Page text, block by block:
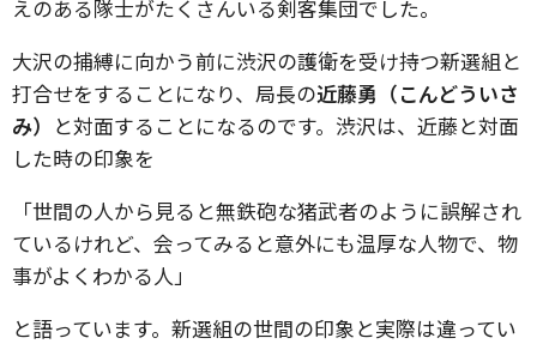
えのある隊士がたくさんいる剣客集団でした。
大沢の捕縛に向かう前に渋沢の護衛を受け持つ新選組と
打合せをすることになり、局長の近藤勇（こんどういさ
み） と対面することになるのです。渋沢は、近藤と対面
した時の印象を
「世間の人から見ると無鉄砲な猪武者のように誤解され
ているけれど、会ってみると意外にも温厚な人物で、物
事がよくわかる人」
と語っています。新選組の世間の印象と実際は違ってい